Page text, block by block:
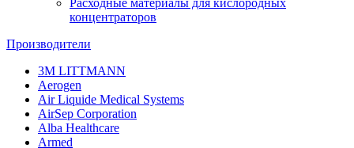
Расходные материалы для кислородных
концентраторов
Производители
3M LITTMANN
Aerogen
Air Liquide Medical Systems
AirSep Corporation
Alba Healthcare
Armed